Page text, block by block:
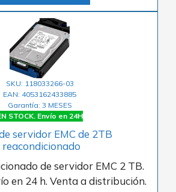
SKU: 118033266-03
EAN: 4053162433885
Garantía: 3 MESES
STOCK. Envío en 24H
servidor EMC de 2TB
reacondicionado
de servidor EMC 2 TB.
en 24 h. Venta a distribución.